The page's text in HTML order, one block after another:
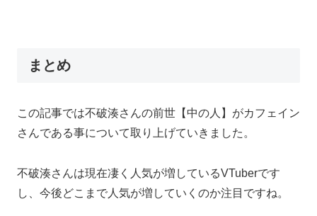
まとめ
この記事では不破湊さんの前世【中の人】がカフェイン
さんである事について取り上げていきました。
不破湊さんは現在凄く人気が増しているVTuberです
し、今後どこまで人気が増していくのか注目ですね。